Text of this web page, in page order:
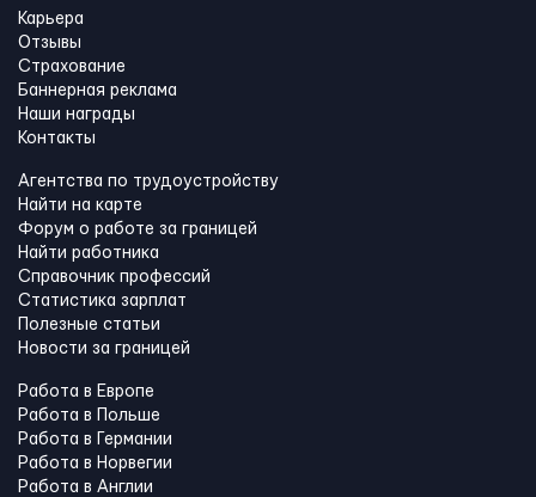
Карьера
Отзывы
Страхование
Баннерная реклама
Наши награды
Контакты
Агентства по трудоустройству
Найти на карте
Форум о работе за границей
Найти работника
Справочник профессий
Статистика зарплат
Полезные статьи
Новости за границей
Работа в Европе
Работа в Польше
Работа в Германии
Работа в Норвегии
Работа в Англии